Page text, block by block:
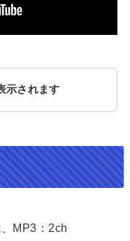
示されます
MP3：2ch